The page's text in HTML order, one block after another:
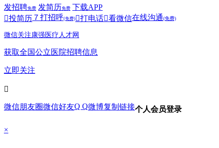
发招聘免费 发简历免费 下载APP
投简历 ７ 打招呼(免费) 打电话看微信在线沟通(免费)
微信关注康强医疗人才网
获取全国公立医院招聘信息
立即关注

微信朋友圈微信好友Q Q微博复制链接个人会员登录
×